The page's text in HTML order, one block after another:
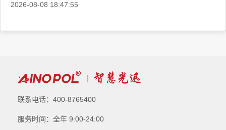
2026-08-08 18:47:55
联系电话：400-8765400
服务时间：全年 9:00-24:00